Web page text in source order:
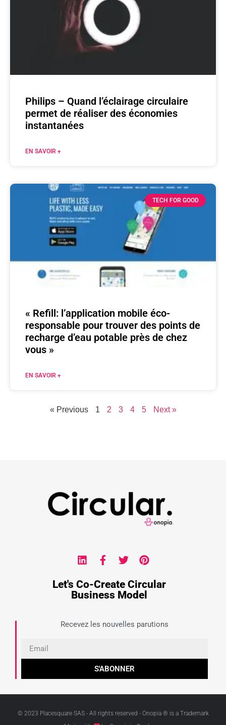
Philips – Quand l’éclairage circulaire
permet de réaliser des économies
instantanées
EN SAVOIR +
TECH FOR GOOD
« Refill: l’application mobile éco-
responsable pour trouver des points de
recharge d’eau potable près de chez
vous »
EN SAVOIR +
« Previous 1 2 3 4 5 Next »
Let's Co-Create Circular
Business Model
Recevez les nouvelles parutions
S'ABONNER
© 2023 Placesquare SAS - All rights reserved - Onopia ® is a Trademark